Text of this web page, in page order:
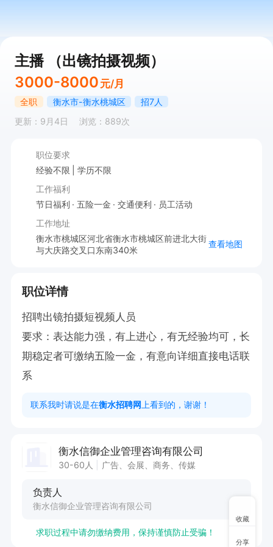
主播 （出镜拍摄视频）
3000-8000 元/月
全职 衡水市-衡水桃城区
招7人
更新：9月4日
浏览：889次
职位要求
经验不限
学历不限
工作福利
节日福利
五险一金 交通便利
员工活动
工作地址
衡水市桃城区河北省衡水市桃城区前进北大街
与大庆路交叉口东南340米
查看地图
职位详情
招聘出镜拍摄短视频人员
要求：表达能力强，有上进心，有无经验均可，长
期稳定者可缴纳五险一金，有意向详细直接电话联
系
联系我时请说是在衡水招聘网 上看到的，谢谢！
衡水信御企业管理咨询有限公司
30-60人 广告、会展、商务、传媒
负责人
衡水信御企业管理咨询有限公司
求职过程中请勿缴纳费用，保持谨慎防止受骗！
收藏
分享